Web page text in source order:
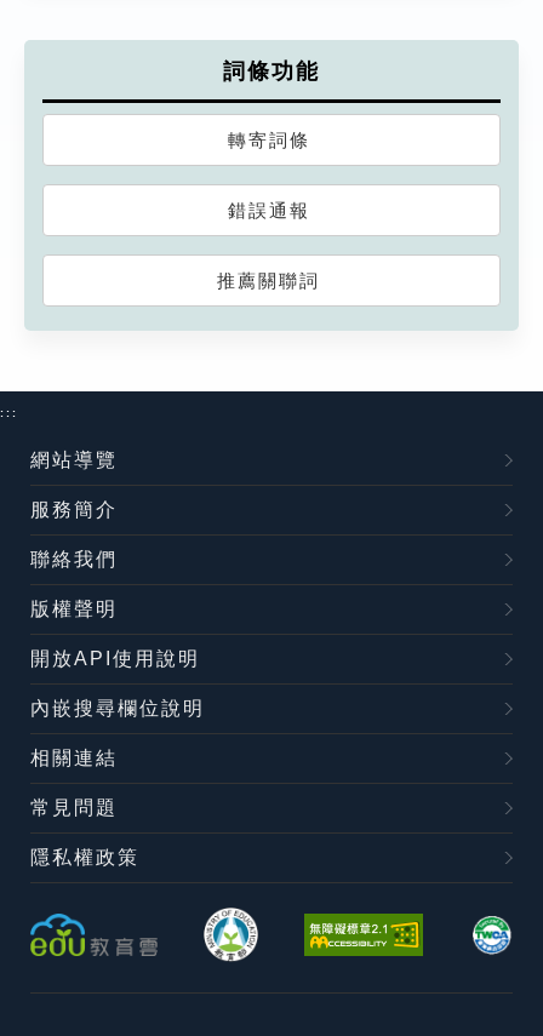
詞條功能
轉寄詞條
錯誤通報
推薦關聯詞
:::
網站導覽
服務簡介
聯絡我們
版權聲明
開放API使用說明
內嵌搜尋欄位說明
相關連結
常見問題
隱私權政策